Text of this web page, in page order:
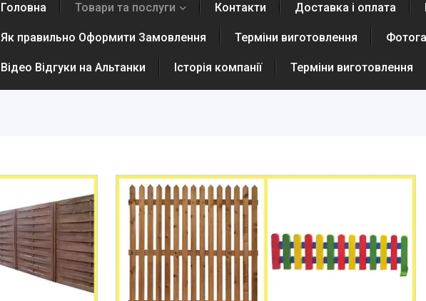
Головна Товари та послуги Контакти Доставка і оплата
Як правильно Оформити Замовлення Терміни виготовлення
Відео Відгуки на Альтанки Історія компанії Терміни виготовлення